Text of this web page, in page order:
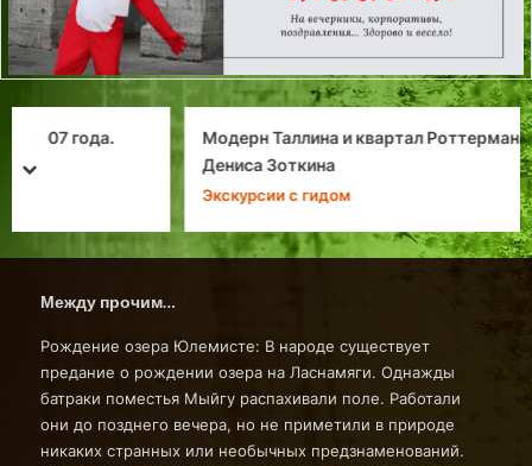
Модерн Таллина и квартал Роттермана. Поход от
Дениса Зоткина
Экскурсии с гидом
prev
next
Между прочим…
Рождение озера Юлемисте: В народе существует
предание о рождении озера на Ласнамяги. Однажды
батраки поместья Мыйгу распахивали поле. Работали
они до позднего вечера, но не приметили в природе
никаких странных или необычных предзнаменований.